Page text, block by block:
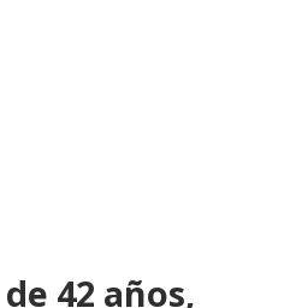
42 años,